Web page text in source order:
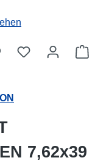
7,62x39